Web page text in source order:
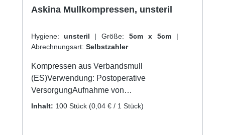
Askina Mullkompressen, unsteril
Hygiene: unsteril | Größe: 5cm x 5cm |
Abrechnungsart: Selbstzahler
Kompressen aus Verbandsmull
(ES)Verwendung: Postoperative
VersorgungAufnahme von
FlüssigkeitenVersorgung von
Inhalt: 100 Stück (0,04 € / 1 Stück)